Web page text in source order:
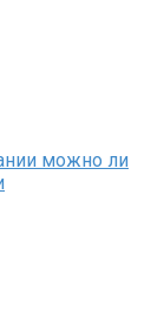
можно ли